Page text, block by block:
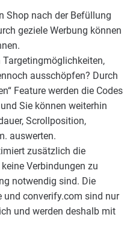
Shop nach der Befüllung
geziele Werbung können
ausschöpfen? Durch
Feature werden die Codes
Sie können weiterhin
Scrollposition,
auswerten.
zusätzlich die
Verbindungen zu
notwendig sind. Die
und converify.com sind nur
und werden deshalb mit